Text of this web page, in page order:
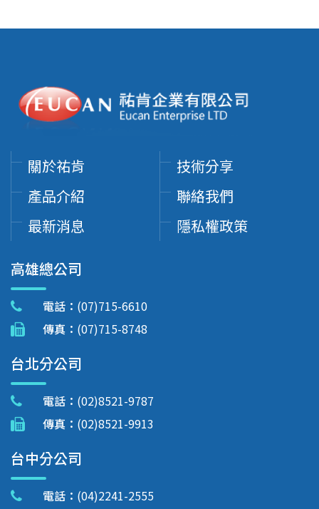
關於祐肯
產品介紹
最新消息
技術分享
聯絡我們
隱私權政策
高雄總公司
電話： (07)715-6610
傳真： (07)715-8748
台北分公司
電話： (02)8521-9787
傳真： (02)8521-9913
台中分公司
電話： (04)2241-2555